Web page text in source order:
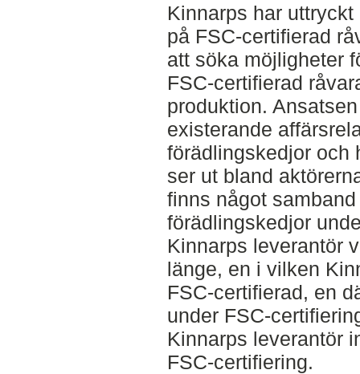
Kinnarps har
på FSC-certifierad
att söka möjligheter
FSC-certifierad
produktion.
existerande
förädlingskedjor och
ser ut bland
finns något
förädlingskedjor
Kinnarps leverantör
länge, en i vilken
FSC-certifierad, en
under FSC-
Kinnarps leverantör
FSC-certifiering.